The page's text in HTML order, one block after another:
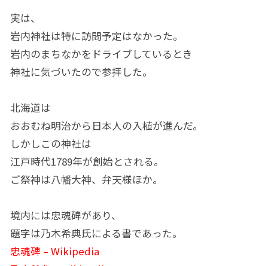
実は、
岩内神社は特に訪問予定はなかった。
岩内のまちなかをドライブしているとき
神社に気づいたので参拝した。
北海道は
おおむね明治から日本人の入植が進んだ。
しかしこの神社は
江戸時代1789年が創始とされる。
ご祭神は八幡大神、弁天様ほか。
境内には忠魂碑があり、
題字は乃木希典氏による書であった。
忠魂碑 – Wikipedia